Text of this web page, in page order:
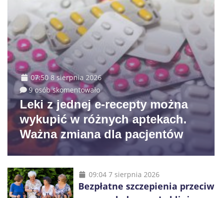
07:50 8 sierpnia 2026
9 osób skomentowało
Leki z jednej e-recepty można
wykupić w różnych aptekach.
Ważna zmiana dla pacjentów
09:04 7 sierpnia 2026
Bezpłatne szczepienia przeciw